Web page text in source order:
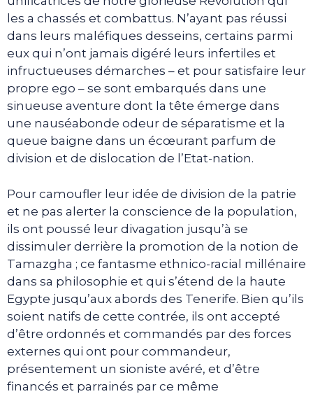
les a chassés et combattus. N’ayant pas réussi
dans leurs maléfiques desseins, certains parmi
eux qui n’ont jamais digéré leurs infertiles et
infructueuses démarches – et pour satisfaire leur
propre ego – se sont embarqués dans une
sinueuse aventure dont la tête émerge dans
une nauséabonde odeur de séparatisme et la
queue baigne dans un écœurant parfum de
division et de dislocation de l’Etat-nation.
Pour camoufler leur idée de division de la patrie
et ne pas alerter la conscience de la population,
ils ont poussé leur divagation jusqu’à se
dissimuler derrière la promotion de la notion de
Tamazgha ; ce fantasme ethnico-racial millénaire
dans sa philosophie et qui s’étend de la haute
Egypte jusqu’aux abords des Tenerife. Bien qu’ils
soient natifs de cette contrée, ils ont accepté
d’être ordonnés et commandés par des forces
externes qui ont pour commandeur,
présentement un sioniste avéré, et d’être
financés et parrainés par ce même